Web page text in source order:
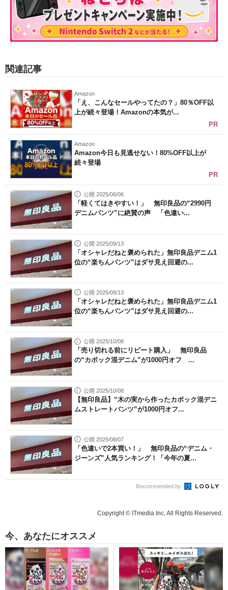
関連記事
Amazon
「え、こんなセールやってたの？」80％OFF以
上が続々登場！Amazonの本気が...
PR
Amazon
Amazon今日も見逃せない！80%OFF以上が
続々登場
PR
公開 2025/06/06
「軽くてはきやすい！」 無印良品の“2990円
デニムパンツ”に絶賛の声 「色違い...
公開 2025/09/13
「オシャレだねと褒められた」無印良品デニム1
位の“楽ちんパンツ”はダサ見え回避の...
公開 2025/09/13
「オシャレだねと褒められた」無印良品デニム1
位の“楽ちんパンツ”はダサ見え回避の...
公開 2025/10/08
「売り切れる前にリピート購入」 無印良品
の“カポック混デニム”が1000円オフ ...
公開 2025/10/08
【無印良品】“木の実から作ったカポック混デニ
ムストレートパンツ”が1000円オフ...
公開 2025/08/07
「色違いで2本買い！」 無印良品の“デニム・
ジーンズ”人気ランキング！「今年の夏...
Recommended by
Copyright © ITmedia Inc. All Rights Reserved.
今、あなたにオススメ